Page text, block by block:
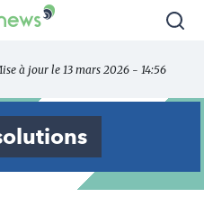
à jour le 13 mars 2026 - 14:56